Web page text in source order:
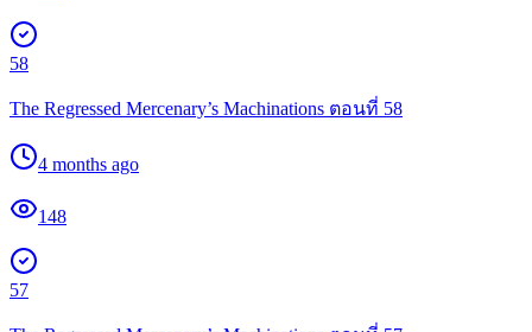
58
The Regressed Mercenary’s Machinations ตอนที่ 58
4 months ago
148
57